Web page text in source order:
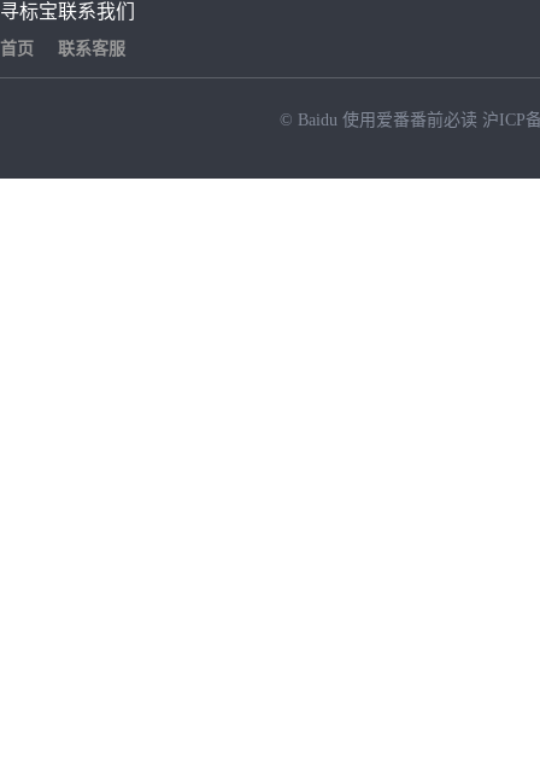
寻标宝
首页
联系我们
联系客服
© Baidu 使用爱番番前必读 沪ICP